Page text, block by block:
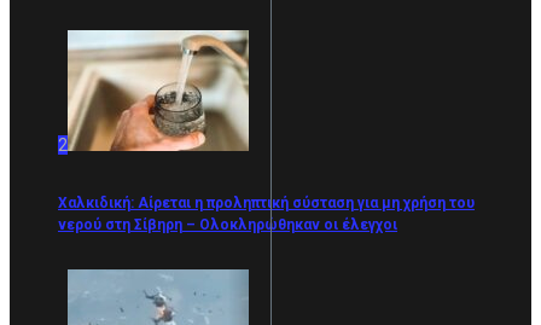
2
Χαλκιδική: Αίρεται η προληπτική σύσταση για μη χρήση του
νερού στη Σίβηρη – Ολοκληρώθηκαν οι έλεγχοι